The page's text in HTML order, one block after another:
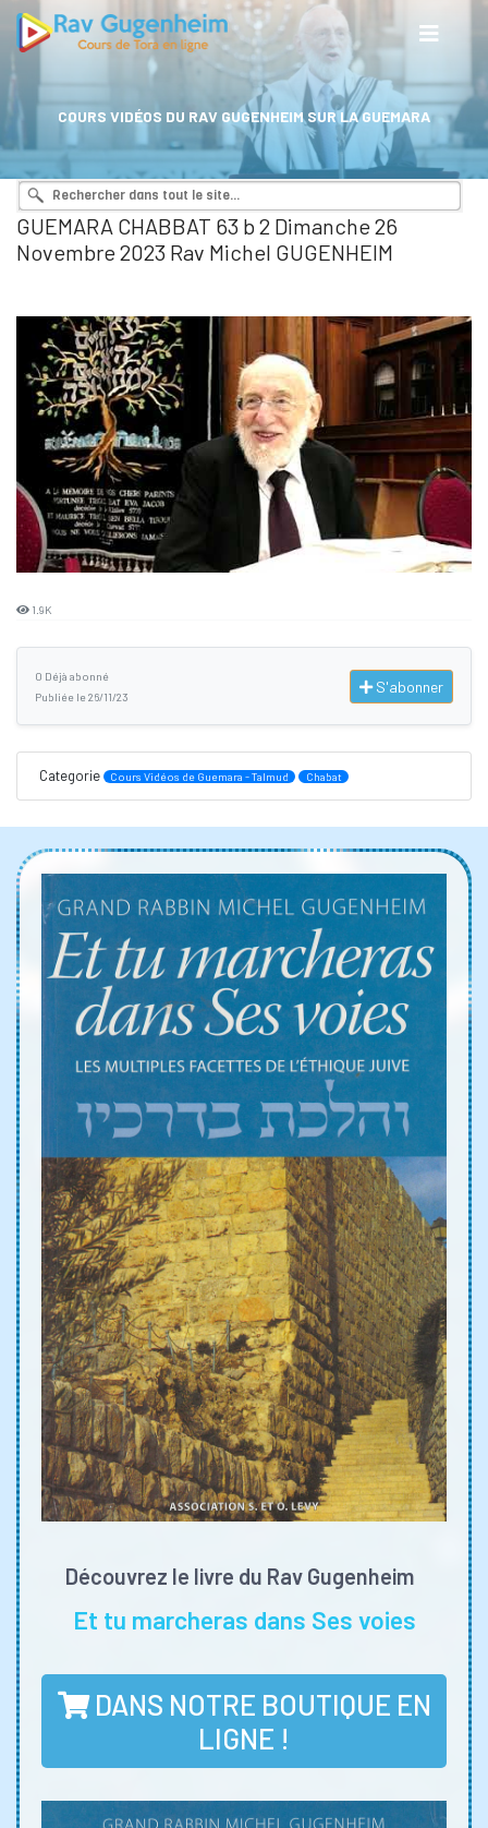
COURS VIDÉOS DU RAV GUGENHEIM SUR LA GUEMARA
GUEMARA CHABBAT 63 b 2 Dimanche 26
Novembre 2023 Rav Michel GUGENHEIM
1.9K
0 Déjà abonné
Publiée le 26/11/23
S'abonner
Categorie Cours Vidéos de Guemara - Talmud Chabat
Découvrez le livre du Rav Gugenheim
Et tu marcheras dans Ses voies
DANS NOTRE BOUTIQUE EN
LIGNE !